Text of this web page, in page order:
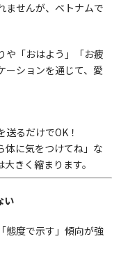
ませんが、ベトナムで
や「おはよう」「お疲
ーションを通じて、愛
るだけでOK！
体に気をつけてね」な
きく縮まります。
い
態度で示す」傾向が強